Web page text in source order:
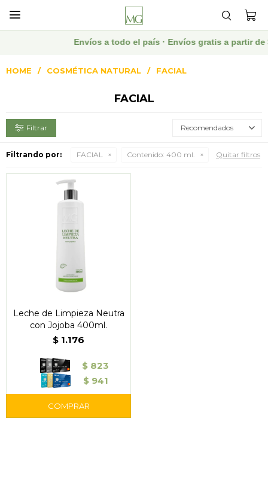

Envíos a todo el país · Envíos gratis a partir de
HOME COSMÉTICA NATURAL FACIAL
FACIAL
Recomendados
Filtrando por: FACIAL Contenido: 400 ml. Quitar filtros
Leche de Limpieza Neutra
con Jojoba 400ml.
$ 1.176
$ 823
$ 941